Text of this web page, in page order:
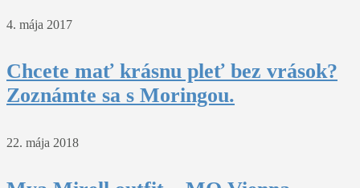
4. mája 2017
Chcete mať krásnu pleť bez vrások?
Zoznámte sa s Moringou.
22. mája 2018